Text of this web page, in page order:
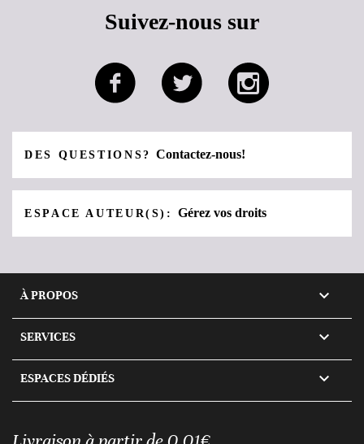
Suivez-nous sur
DES QUESTIONS?Contactez-nous!
ESPACE AUTEUR(S):Gérez vos droits
À PROPOS 
SERVICES 
ESPACES DÉDIÉS 